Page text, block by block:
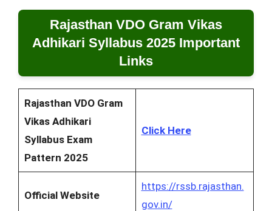
Rajasthan VDO Gram Vikas
Adhikari Syllabus 2025 Important
Links
Rajasthan VDO Gram
Vikas Adhikari
Syllabus Exam
Pattern 2025
Click Here
Official Website
https://rssb.rajasthan.
gov.in/